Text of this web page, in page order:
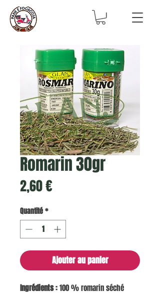
Romarin 30gr
2,60 €Prix
Quantité*
Ajouter au panier
Ingrédients :100 % romarin séché